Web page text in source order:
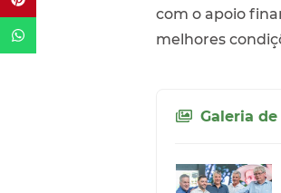
com o apoio
melhores
Galeria